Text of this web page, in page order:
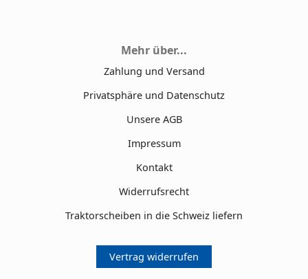
Mehr über...
Zahlung und Versand
Privatsphäre und Datenschutz
Unsere AGB
Impressum
Kontakt
Widerrufsrecht
Traktorscheiben in die Schweiz liefern
Vertrag widerrufen